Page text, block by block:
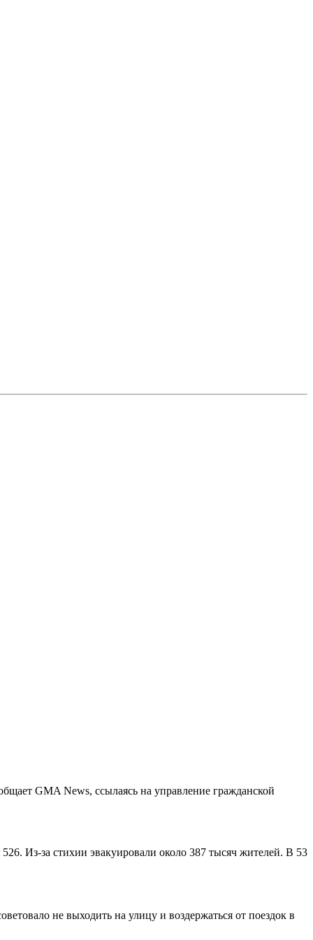
GMA News, ссылаясь на управление гражданской
Из-за стихии эвакуировали около 387 тысяч жителей. В 53
не выходить на улицу и воздержаться от поездок в